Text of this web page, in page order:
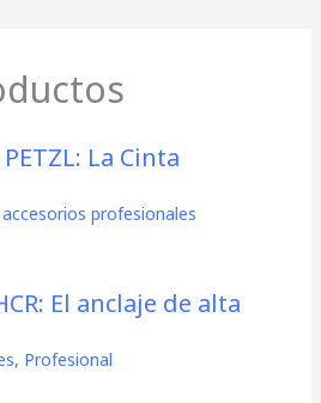
La Cinta
profesionales
El anclaje de alta
, Profesional